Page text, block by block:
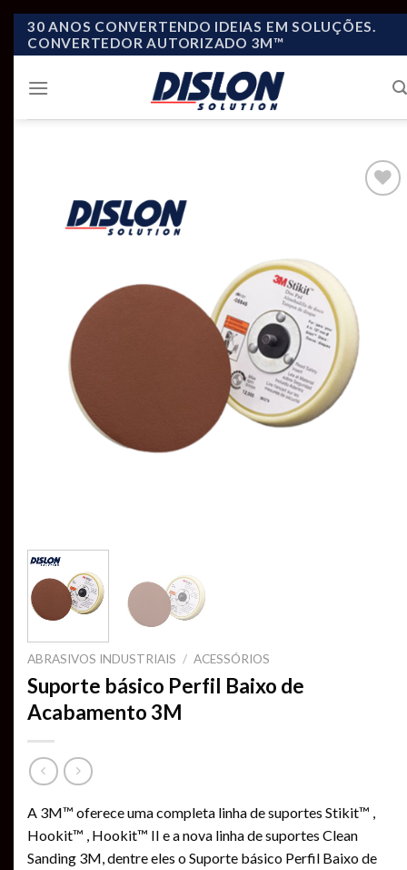
Skip
30 ANOS CONVERTENDO IDEIAS EM SOLUÇÕES.
CONVERTEDOR AUTORIZADO 3M™
ABRASIVOS INDUSTRIAIS / ACESSÓRIOS
Suporte básico Perfil Baixo de
Acabamento 3M
A 3M™ oferece uma completa linha de suportes Stikit™ ,
Hookit™ , Hookit™ II e a nova linha de suportes Clean
Sanding 3M, dentre eles o Suporte básico Perfil Baixo de